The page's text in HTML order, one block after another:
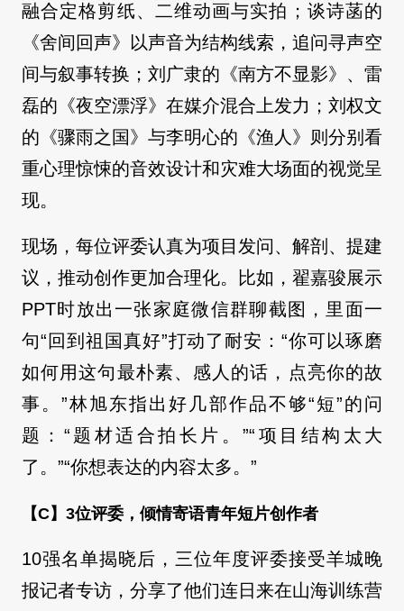
融合定格剪纸、二维动画与实拍；谈诗菡的
《舍间回声》以声音为结构线索，追问寻声空
间与叙事转换；刘广隶的《南方不显影》、雷
磊的《夜空漂浮》在媒介混合上发力；刘权文
的《骤雨之国》与李明心的《渔人》则分别看
重心理惊悚的音效设计和灾难大场面的视觉呈
现。
现场，每位评委认真为项目发问、解剖、提建
议，推动创作更加合理化。比如，翟嘉骏展示
PPT时放出一张家庭微信群聊截图，里面一
句“回到祖国真好”打动了耐安：“你可以琢磨
如何用这句最朴素、感人的话，点亮你的故
事。”林旭东指出好几部作品不够“短”的问
题：“题材适合拍长片。”“项目结构太大
了。”“你想表达的内容太多。”
【C】3位评委，倾情寄语青年短片创作者
10强名单揭晓后，三位年度评委接受羊城晚
报记者专访，分享了他们连日来在山海训练营